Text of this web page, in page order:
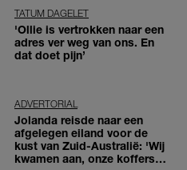
TATUM DAGELET
'Ollie is vertrokken naar een
adres ver weg van ons. En
dat doet pijn’
ADVERTORIAL
Jolanda reisde naar een
afgelegen eiland voor de
kust van Zuid-Australië: 'Wij
kwamen aan, onze koffers